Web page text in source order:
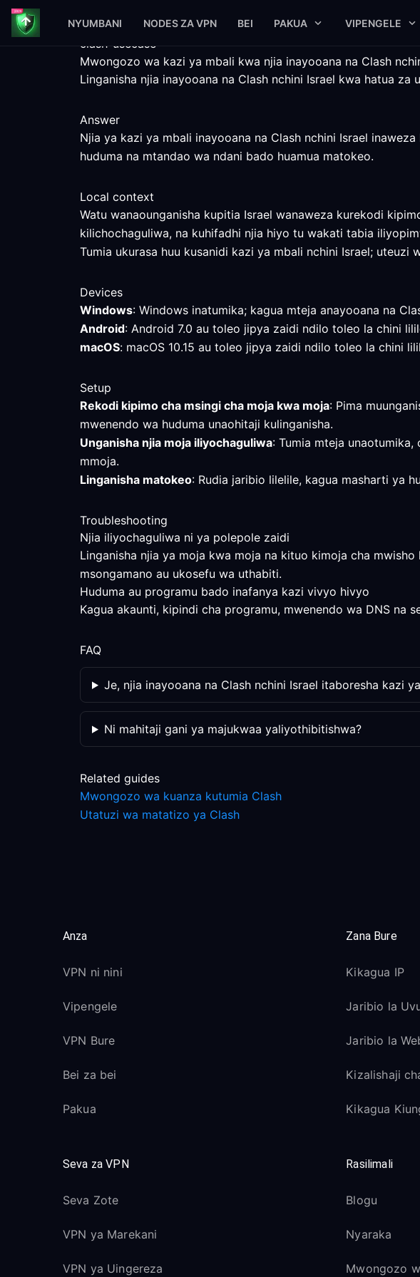
NYUMBANI NODES ZA VPN BEI PAKUA VIPENGELE
clash-usecase
Mwongozo wa kazi ya mbali kwa njia inayooana na Clash
Linganisha njia inayooana na Clash nchini Israel kwa hatua
Answer
Njia ya kazi ya mbali inayooana na Clash nchini Israel
huduma na mtandao wa ndani bado huamua matokeo.
Local context
Watu wanaounganisha kupitia Israel wanaweza kurekodi
kilichochaguliwa, na kuhifadhi njia hiyo tu wakati tabia
Tumia ukurasa huu kusanidi kazi ya mbali nchini Israel;
Devices
Windows: Windows inatumika; kagua mteja anayooana na
Android: Android 7.0 au toleo jipya zaidi ndilo toleo la chini
macOS: macOS 10.15 au toleo jipya zaidi ndilo toleo la chini
Setup
Rekodi kipimo cha msingi cha moja kwa moja: Pima
mwenendo wa huduma unaohitaji kulinganisha.
Unganisha njia moja iliyochaguliwa: Tumia mteja
mmoja.
Linganisha matokeo: Rudia jaribio lilelile, kagua masharti ya
Troubleshooting
Njia iliyochaguliwa ni ya polepole zaidi
Linganisha njia ya moja kwa moja na kituo kimoja cha
msongamano au ukosefu wa uthabiti.
Huduma au programu bado inafanya kazi vivyo hivyo
Kagua akaunti, kipindi cha programu, mwenendo wa DNS na
FAQ
Je, njia inayooana na Clash nchini Israel itaboresha kazi
Ni mahitaji gani ya majukwaa yaliyothibitishwa?
Related guides
Mwongozo wa kuanza kutumia Clash
Utatuzi wa matatizo ya Clash
Anza
VPN ni nini
Vipengele
VPN Bure
Bei za bei
Pakua
Zana Bure
Kikagua IP
Jaribio la
Jaribio la
Kizalishaji
Kikagua
Seva za VPN
Seva Zote
VPN ya Marekani
VPN ya Uingereza
Rasilimali
Blogu
Nyaraka
Mwongozo